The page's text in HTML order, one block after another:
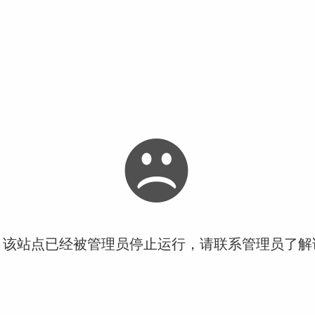
站点已经被管理员停止运行，请联系管理员了